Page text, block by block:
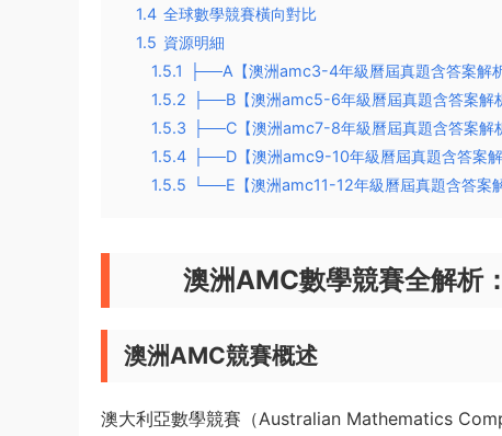
1.4 全球數學競賽橫向對比
1.5 資源明細
1.5.1
├──A【澳洲amc3-4年級曆屆真題含答案解析
1.5.2
├──B【澳洲amc5-6年級曆屆真題含答案解
1.5.3
├──C【澳洲amc7-8年級曆屆真題含答案解
1.5.4
├──D【澳洲amc9-10年級曆屆真題含答案解
1.5.5
└──E【澳洲amc11-12年級曆屆真題含答案解
澳洲AMC數學競賽全解
澳洲AMC競賽概述
澳大利亞數學競賽（Australian Mathematics